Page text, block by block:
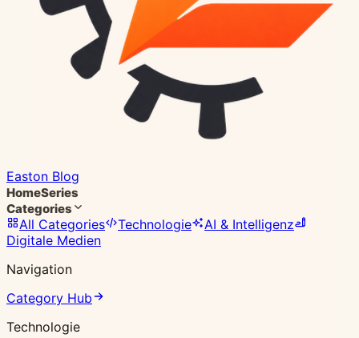
Easton Blog
HomeSeries
Categories
All Categories Technologie
AI & Intelligenz
Digitale Medien
Navigation
Category Hub
Technologie